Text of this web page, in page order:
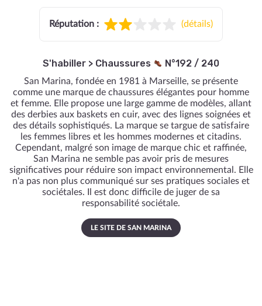
Réputation : (détails)
S'habiller > Chaussures N°192 / 240
San Marina, fondée en 1981 à Marseille, se présente
comme une marque de chaussures élégantes pour homme
et femme. Elle propose une large gamme de modèles, allant
des derbies aux baskets en cuir, avec des lignes soignées et
des détails sophistiqués. La marque se targue de satisfaire
les femmes libres et les hommes modernes et citadins.
Cependant, malgré son image de marque chic et raffinée,
San Marina ne semble pas avoir pris de mesures
significatives pour réduire son impact environnemental. Elle
n'a pas non plus communiqué sur ses pratiques sociales et
sociétales. Il est donc difficile de juger de sa
responsabilité sociétale.
LE SITE DE SAN MARINA